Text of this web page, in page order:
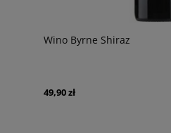
Wino Byrne Shiraz
49,90 zł